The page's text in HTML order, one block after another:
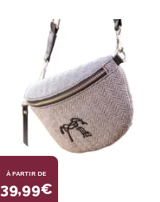
À PARTIR DE
39,99€